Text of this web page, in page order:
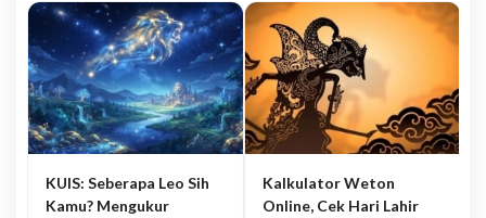
KUIS: Seberapa Leo Sih
Kamu? Mengukur
Kalkulator Weton
Online, Cek Hari Lahir